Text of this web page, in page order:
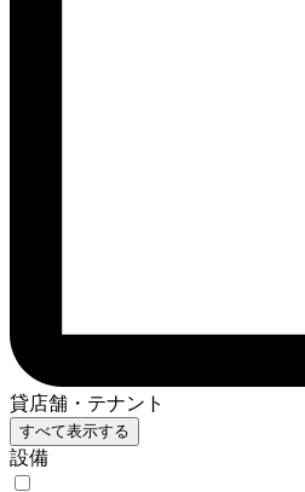
貸店舗・テナント
すべて表示する
設備